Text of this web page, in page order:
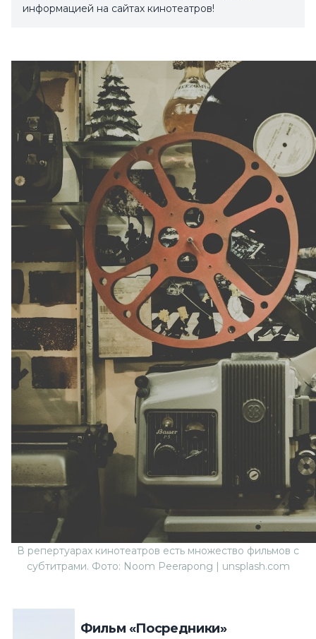
информацией на сайтах кинотеатров!
В репертуарах кинотеатров есть множество фильмов с
субтитрами. Фото: Noom Peerapong | unsplash.com
Фильм «Посредники»